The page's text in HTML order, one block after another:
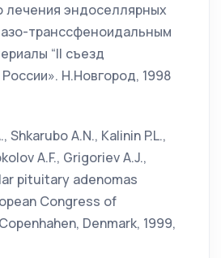
лечения эндоселлярных
транссфеноидальным
“II съезд
Н.Новгород, 1998
Shkarubo A.N., Kalinin P.L.,
A.F., Grigoriev A.J.,
pituitary adenomas
Congress of
Denmark, 1999,